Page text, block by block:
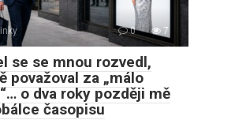
0 7
se se mnou rozvedl,
považoval za „málo
o dva roky později mě
časopisu